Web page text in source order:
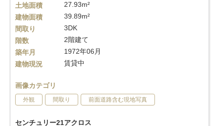
土地面積
27.93m²
建物面積
39.89m²
間取り
3DK
階数
2階建て
築年月
1972年06月
建物現況
賃貸中
画像カテゴリ
外観 間取り 前面道路含む現地写真
センチュリー21アクロス